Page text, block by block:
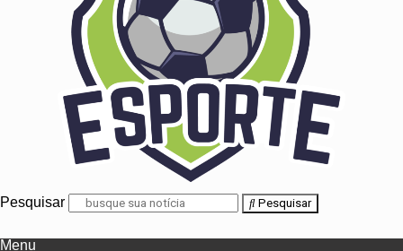
Pesquisar Pesquisar
Menu